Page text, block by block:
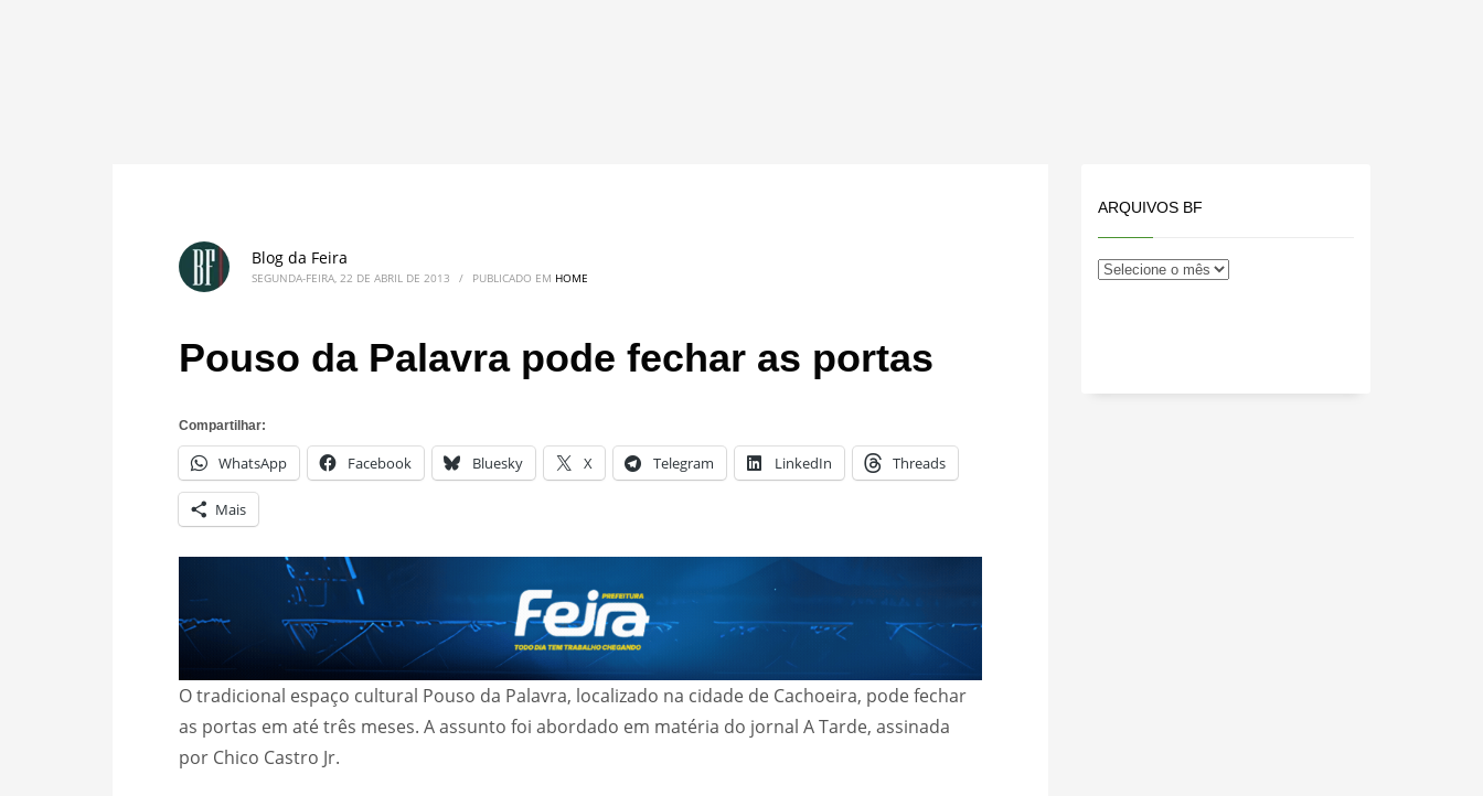
Blog da Feira
SEGUNDA-FEIRA, 22 DE ABRIL DE 2013 / PUBLICADO EM HOME
Pouso da Palavra pode fechar as portas
Compartilhar:
WhatsApp Facebook Bluesky X Telegram LinkedIn Threads
Mais
O tradicional espaço cultural Pouso da Palavra, localizado na cidade de Cachoeira, pode fechar
as portas em até três meses. A assunto foi abordado em matéria do jornal A Tarde, assinada
por Chico Castro Jr.
ARQUIVOS BF